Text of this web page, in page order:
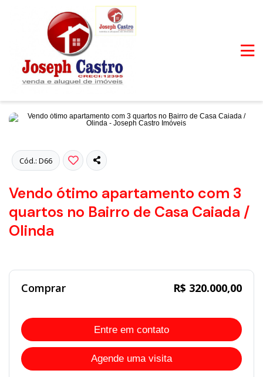
Cód.: D66
Vendo ótimo apartamento com 3
quartos no Bairro de Casa Caiada /
Olinda
Comprar R$ 320.000,00
Entre em contato
Agende uma visita